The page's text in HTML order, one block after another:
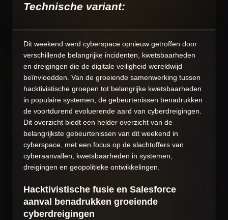
Technische variant:
Dit weekend werd cyberspace opnieuw getroffen door
verschillende belangrijke incidenten, kwetsbaarheden
en dreigingen die de digitale veiligheid wereldwijd
beïnvloedden. Van de groeiende samenwerking tussen
hacktivistische groepen tot belangrijke kwetsbaarheden
in populaire systemen, de gebeurtenissen benadrukken
de voortdurend evoluerende aard van cyberdreigingen.
Dit overzicht biedt een helder overzicht van de
belangrijkste gebeurtenissen van dit weekend in
cyberspace, met een focus op de slachtoffers van
cyberaanvallen, kwetsbaarheden in systemen,
dreigingen en geopolitieke ontwikkelingen.
Hacktivistische fusie en Salesforce
aanval benadrukken groeiende
cyberdreigingen